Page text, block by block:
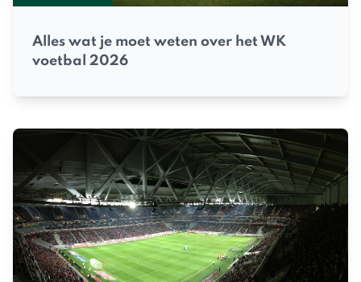
Alles wat je moet weten over het WK
voetbal 2026